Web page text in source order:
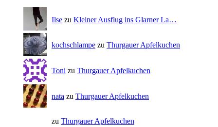
Ilse zu Kleiner Ausflug ins Glarner La…
kochschlampe zu Thurgauer Apfelkuchen
Toni zu Thurgauer Apfelkuchen
nata zu Thurgauer Apfelkuchen
zu Thurgauer Apfelkuchen